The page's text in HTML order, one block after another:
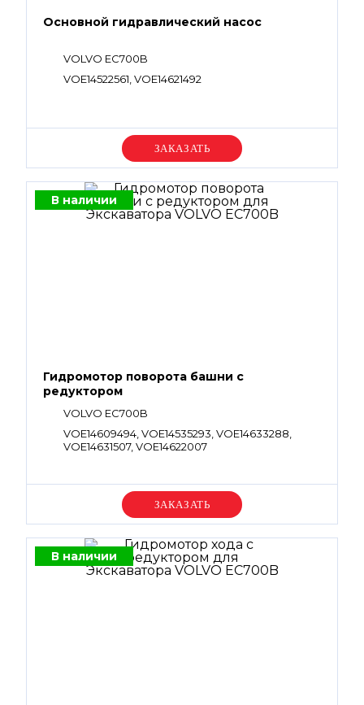
Основной гидравлический насос
VOLVO EC700B
VOE14522561, VOE14621492
Уточняйте цену
В наличии
Гидромотор поворота башни с
редуктором
VOLVO EC700B
VOE14609494, VOE14535293, VOE14633288,
VOE14631507, VOE14622007
Уточняйте цену
В наличии